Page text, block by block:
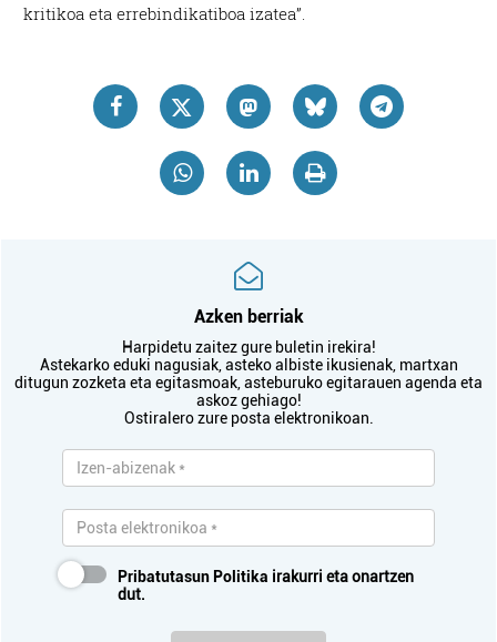
kritikoa eta errebindikatiboa izatea”.
Azken berriak
Harpidetu zaitez gure buletin irekira!
Astekarko eduki nagusiak, asteko albiste ikusienak, martxan
ditugun zozketa eta egitasmoak, asteburuko egitarauen agenda eta
askoz gehiago!
Ostiralero zure posta elektronikoan.
Pribatutasun Politika irakurri eta onartzen
dut.